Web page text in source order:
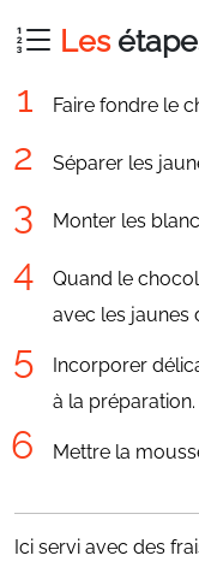
Les
Faire fondre le
Séparer les
Monter les
Quand le
avec les jaunes
Incorporer
à la préparation.
Mettre la
Ici servi avec des